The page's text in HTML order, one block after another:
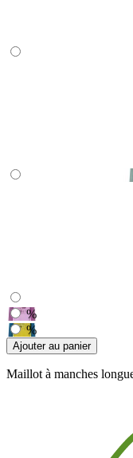
%
%
Ajouter au panier
Maillot à manches